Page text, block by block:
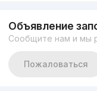
Объявление
Сообщите нам и мы
Пожаловаться